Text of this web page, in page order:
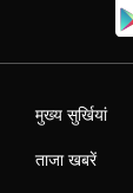
मुख्य सुर्खियां
ताजा खबरें